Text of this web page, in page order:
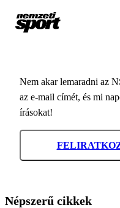
Nem akar lemaradni az
az e-mail címét, és mi
írásokat!
Népszerű cikkek